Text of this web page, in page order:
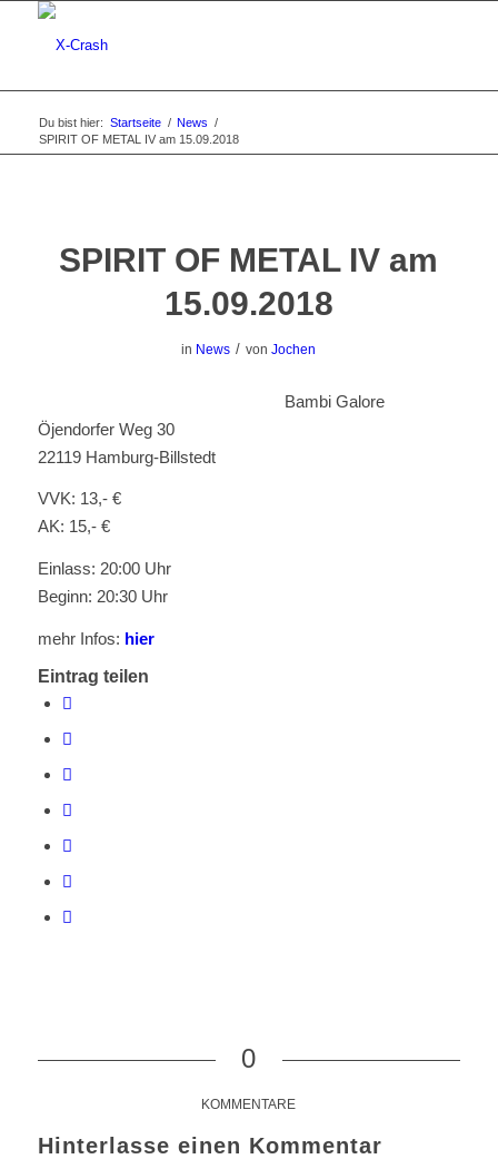
Du bist hier: Startseite / News /
SPIRIT OF METAL IV am 15.09.2018
SPIRIT OF METAL IV am
15.09.2018
in News / vonJochen
Bambi Galore
Öjendorfer Weg 30
22119 Hamburg-Billstedt
VVK: 13,- €
AK: 15,- €
Einlass: 20:00 Uhr
Beginn: 20:30 Uhr
mehr Infos: hier
Eintrag teilen
0
KOMMENTARE
Hinterlasse einen Kommentar